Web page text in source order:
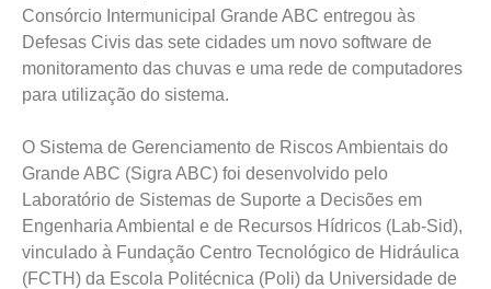
Consórcio Intermunicipal Grande ABC entregou às
Defesas Civis das sete cidades um novo software de
monitoramento das chuvas e uma rede de computadores
para utilização do sistema.
O Sistema de Gerenciamento de Riscos Ambientais do
Grande ABC (Sigra ABC) foi desenvolvido pelo
Laboratório de Sistemas de Suporte a Decisões em
Engenharia Ambiental e de Recursos Hídricos (Lab-Sid),
vinculado à Fundação Centro Tecnológico de Hidráulica
(FCTH) da Escola Politécnica (Poli) da Universidade de